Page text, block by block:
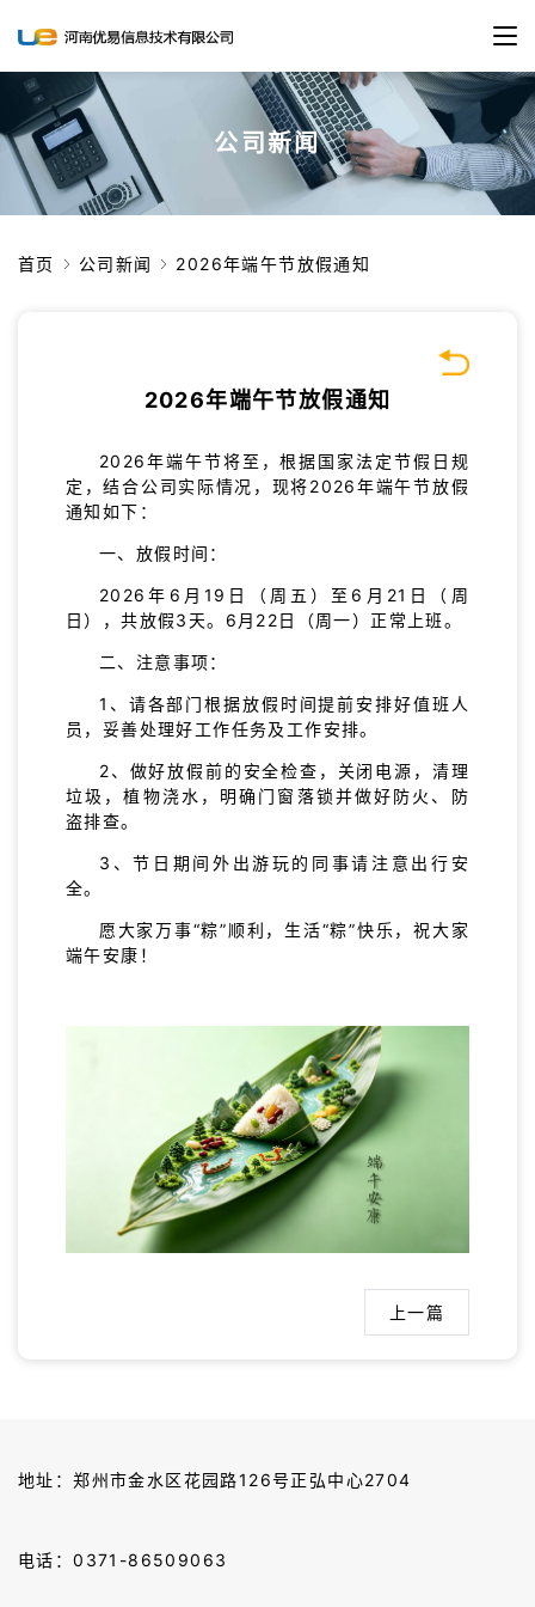
公司新闻
首页 公司新闻 2026年端午节放假通知
2026年端午节放假通知
2026年端午节将至，根据国家法定节假日规
定，结合公司实际情况，现将2026年端午节放假
通知如下：
一、放假时间：
2026年6月19日（周五）至6月21日（周
日），共放假3天。6月22日（周一）正常上班。
二、注意事项：
1、请各部门根据放假时间提前安排好值班人
员，妥善处理好工作任务及工作安排。
2、做好放假前的安全检查，关闭电源，清理
垃圾，植物浇水，明确门窗落锁并做好防火、防
盗排查。
3、节日期间外出游玩的同事请注意出行安
全。
愿大家万事“粽”顺利，生活“粽”快乐，祝大家
端午安康！
上一篇
地址：郑州市金水区花园路126号正弘中心2704
电话：0371-86509063